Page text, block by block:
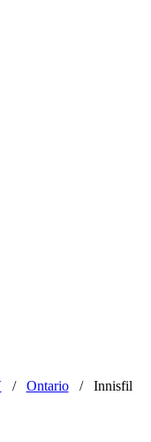
/ Ontario / Innisfil